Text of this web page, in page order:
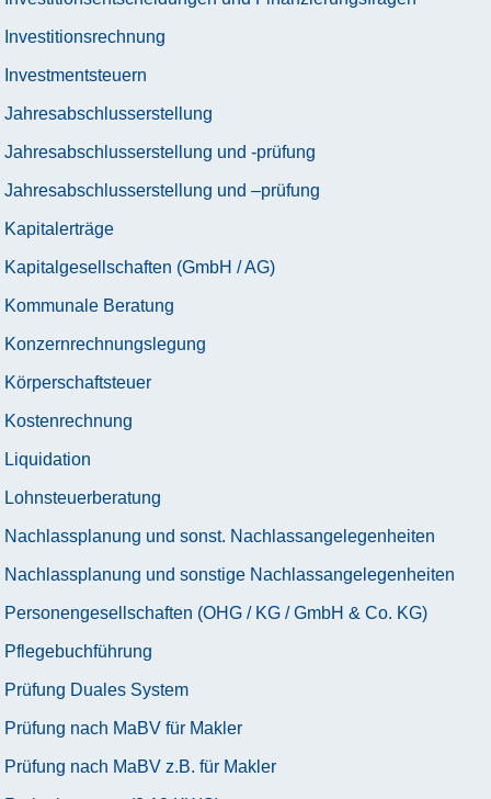
Investitionsrechnung
Investmentsteuern
Jahresabschlusserstellung
Jahresabschlusserstellung und -prüfung
Jahresabschlusserstellung und –prüfung
Kapitalerträge
Kapitalgesellschaften (GmbH / AG)
Kommunale Beratung
Konzernrechnungslegung
Körperschaftsteuer
Kostenrechnung
Liquidation
Lohnsteuerberatung
Nachlassplanung und sonst. Nachlassangelegenheiten
Nachlassplanung und sonstige Nachlassangelegenheiten
Personengesellschaften (OHG / KG / GmbH & Co. KG)
Pflegebuchführung
Prüfung Duales System
Prüfung nach MaBV für Makler
Prüfung nach MaBV z.B. für Makler